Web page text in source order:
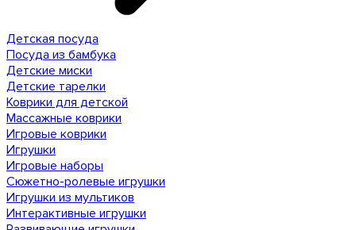
Детская посуда
Посуда из бамбука
Детские миски
Детские тарелки
Коврики для детской
Массажные коврики
Игровые коврики
Игрушки
Игровые наборы
Сюжетно-ролевые игрушки
Игрушки из мультиков
Интерактивные игрушки